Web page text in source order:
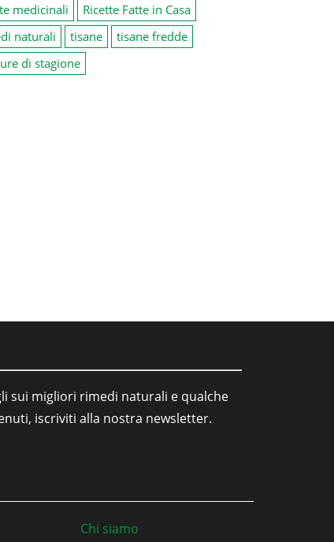
medicinali
Ricette Fatte in Casa
naturali
tisane
tisane fredde
di stagione
sui migliori rimedi naturali e qualche
iscriviti alla nostra newsletter.
Chi siamo